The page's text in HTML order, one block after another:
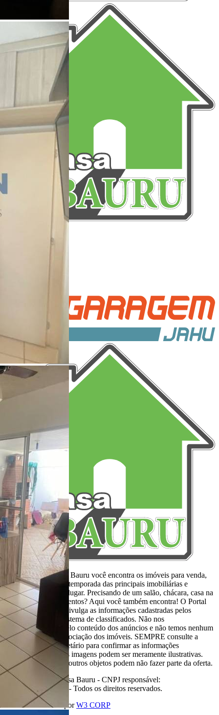
Aqui, no Portal Casa Bauru você encontra os imóveis para venda,
locação e aluguel de temporada das principais imobiliárias e
corretores em um só lugar. Precisando de um salão, chácara, casa na
praia ou sítio para eventos? Aqui você também encontra! O Portal
Casa Bauru apenas divulga as informações cadastradas pelos
usuários como um sistema de classificados. Não nos
responsabilizamos pelo conteúdo dos anúncios e não temos nenhum
envolvimento na negociação dos imóveis. SEMPRE consulte a
imobiliária ou proprietário para confirmar as informações
anunciadas. Algumas imagens podem ser meramente ilustrativas.
Itens de decoração e outros objetos podem não fazer parte da oferta.
2011-2026 Portal Casa Bauru - CNPJ responsável:
32.709.269/0001-38 - Todos os direitos reservados.
Desenvolvido com
porW3 CORP